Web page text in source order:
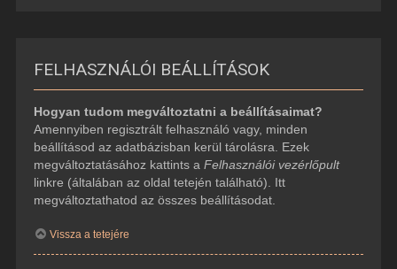
FELHASZNÁLÓI BEÁLLÍTÁSOK
Hogyan tudom megváltoztatni a beállításaimat?
Amennyiben regisztrált felhasználó vagy, minden
beállításod az adatbázisban kerül tárolásra. Ezek
megváltoztatásához kattints a Felhasználói vezérlőpult
linkre (általában az oldal tetején található). Itt
megváltoztathatod az összes beállításodat.
Vissza a tetejére